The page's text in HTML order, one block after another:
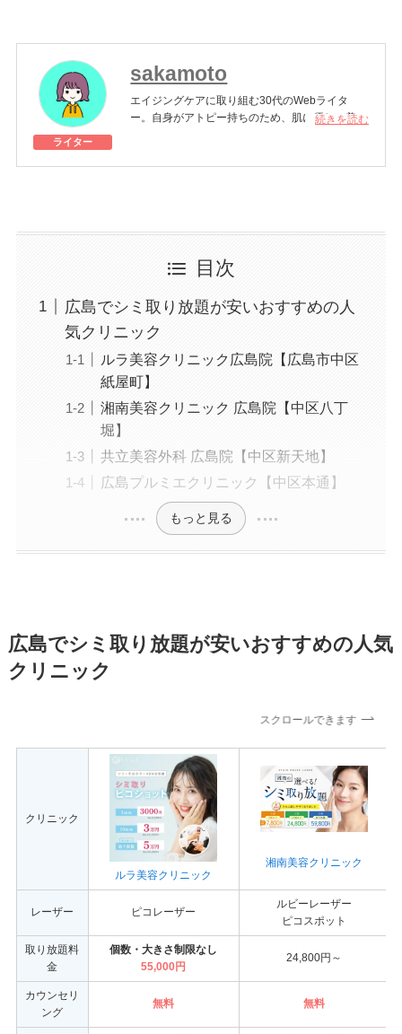
ライター
sakamoto
エイジングケアに取り組む30代のWebライタ
ー。自身がアトピー持ちのため、肌に優しい美容
続きを読む
目次
広島でシミ取り放題が安いおすすめの人
気クリニック
ルラ美容クリニック広島院【広島市中区
紙屋町】
湘南美容クリニック 広島院【中区八丁
堀】
共立美容外科 広島院【中区新天地】
広島プルミエクリニック【中区本通】
もっと見る
広島でシミ取り放題が安いおすすめの人気
クリニック
スクロールできます
クリニック
ルラ美容クリニック
湘南美容クリニック
レーザー ピコレーザー
ルビーレーザー
ピコスポット
取り放題料
金
個数・大きさ制限なし
55,000円
24,800円～
カウンセリ
ング
無料 無料